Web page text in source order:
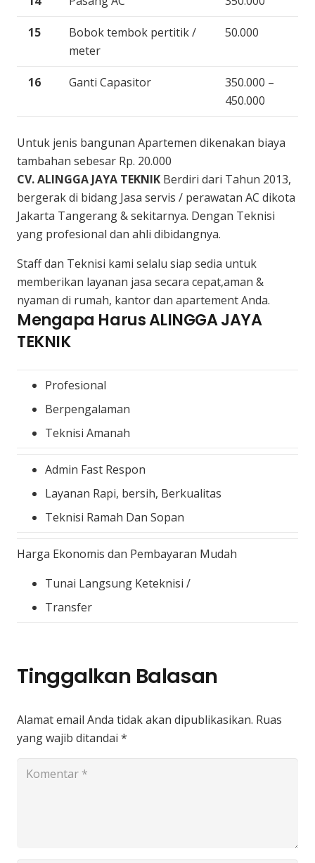
15
Bobok tembok pertitik /
meter
50.000
16 Ganti Capasitor
350.000 –
450.000
Untuk jenis bangunan Apartemen dikenakan biaya
tambahan sebesar Rp. 20.000
CV. ALINGGA JAYA TEKNIK Berdiri dari Tahun 2013,
bergerak di bidang Jasa servis / perawatan AC dikota
Jakarta Tangerang & sekitarnya. Dengan Teknisi
yang profesional dan ahli dibidangnya.
Staff dan Teknisi kami selalu siap sedia untuk
memberikan layanan jasa secara cepat,aman &
nyaman di rumah, kantor dan apartement Anda.
Mengapa HarusALINGGA JAYA
TEKNIK
Profesional
Berpengalaman
Teknisi Amanah
Admin Fast Respon
Layanan Rapi, bersih, Berkualitas
Teknisi Ramah Dan Sopan
Harga Ekonomis dan Pembayaran Mudah
Tunai Langsung Keteknisi /
Transfer
Tinggalkan Balasan
Alamat email Anda tidak akan dipublikasikan. Ruas
yang wajib ditandai *